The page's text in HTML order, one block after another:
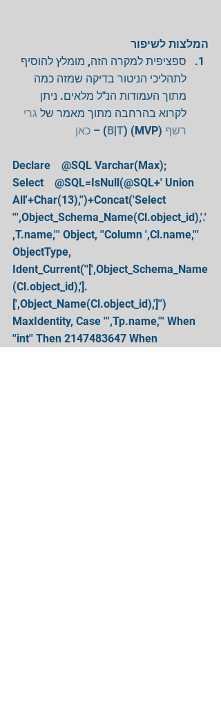
המלצות לשיפור
ספציפית למקרה הזה, מומלץ להוסיף
לתהליכי הניטור בדיקה שמזה כמה
מתוך העמודות הנ"ל מלאים. ניתן
לקרוא בהרחבה מתוך מאמר של גרי
רשף (MVP) (
B|T
) – כאן
Declare    @SQL Varchar(Max);
Select    @SQL=IsNull(@SQL+' Union
All'+Char(13),'')+Concat('Select
''',Object_Schema_Name(Cl.object_id),'.'
,T.name,''' Object, ''Column ',Cl.name,'''
ObjectType,
Ident_Current(''[',Object_Schema_Name
(Cl.object_id),'].
[',Object_Name(Cl.object_id),']'')
MaxIdentity, Case ''',Tp.name,''' When
''int'' Then 2147483647 When